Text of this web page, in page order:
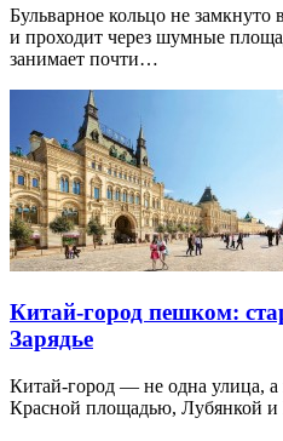
Бульварное кольцо не замкнуто
и проходит через шумные
занимает почти…
Китай-город пешком:
Зарядье
Китай-город — не одна улица,
Красной площадью, Лубянкой и